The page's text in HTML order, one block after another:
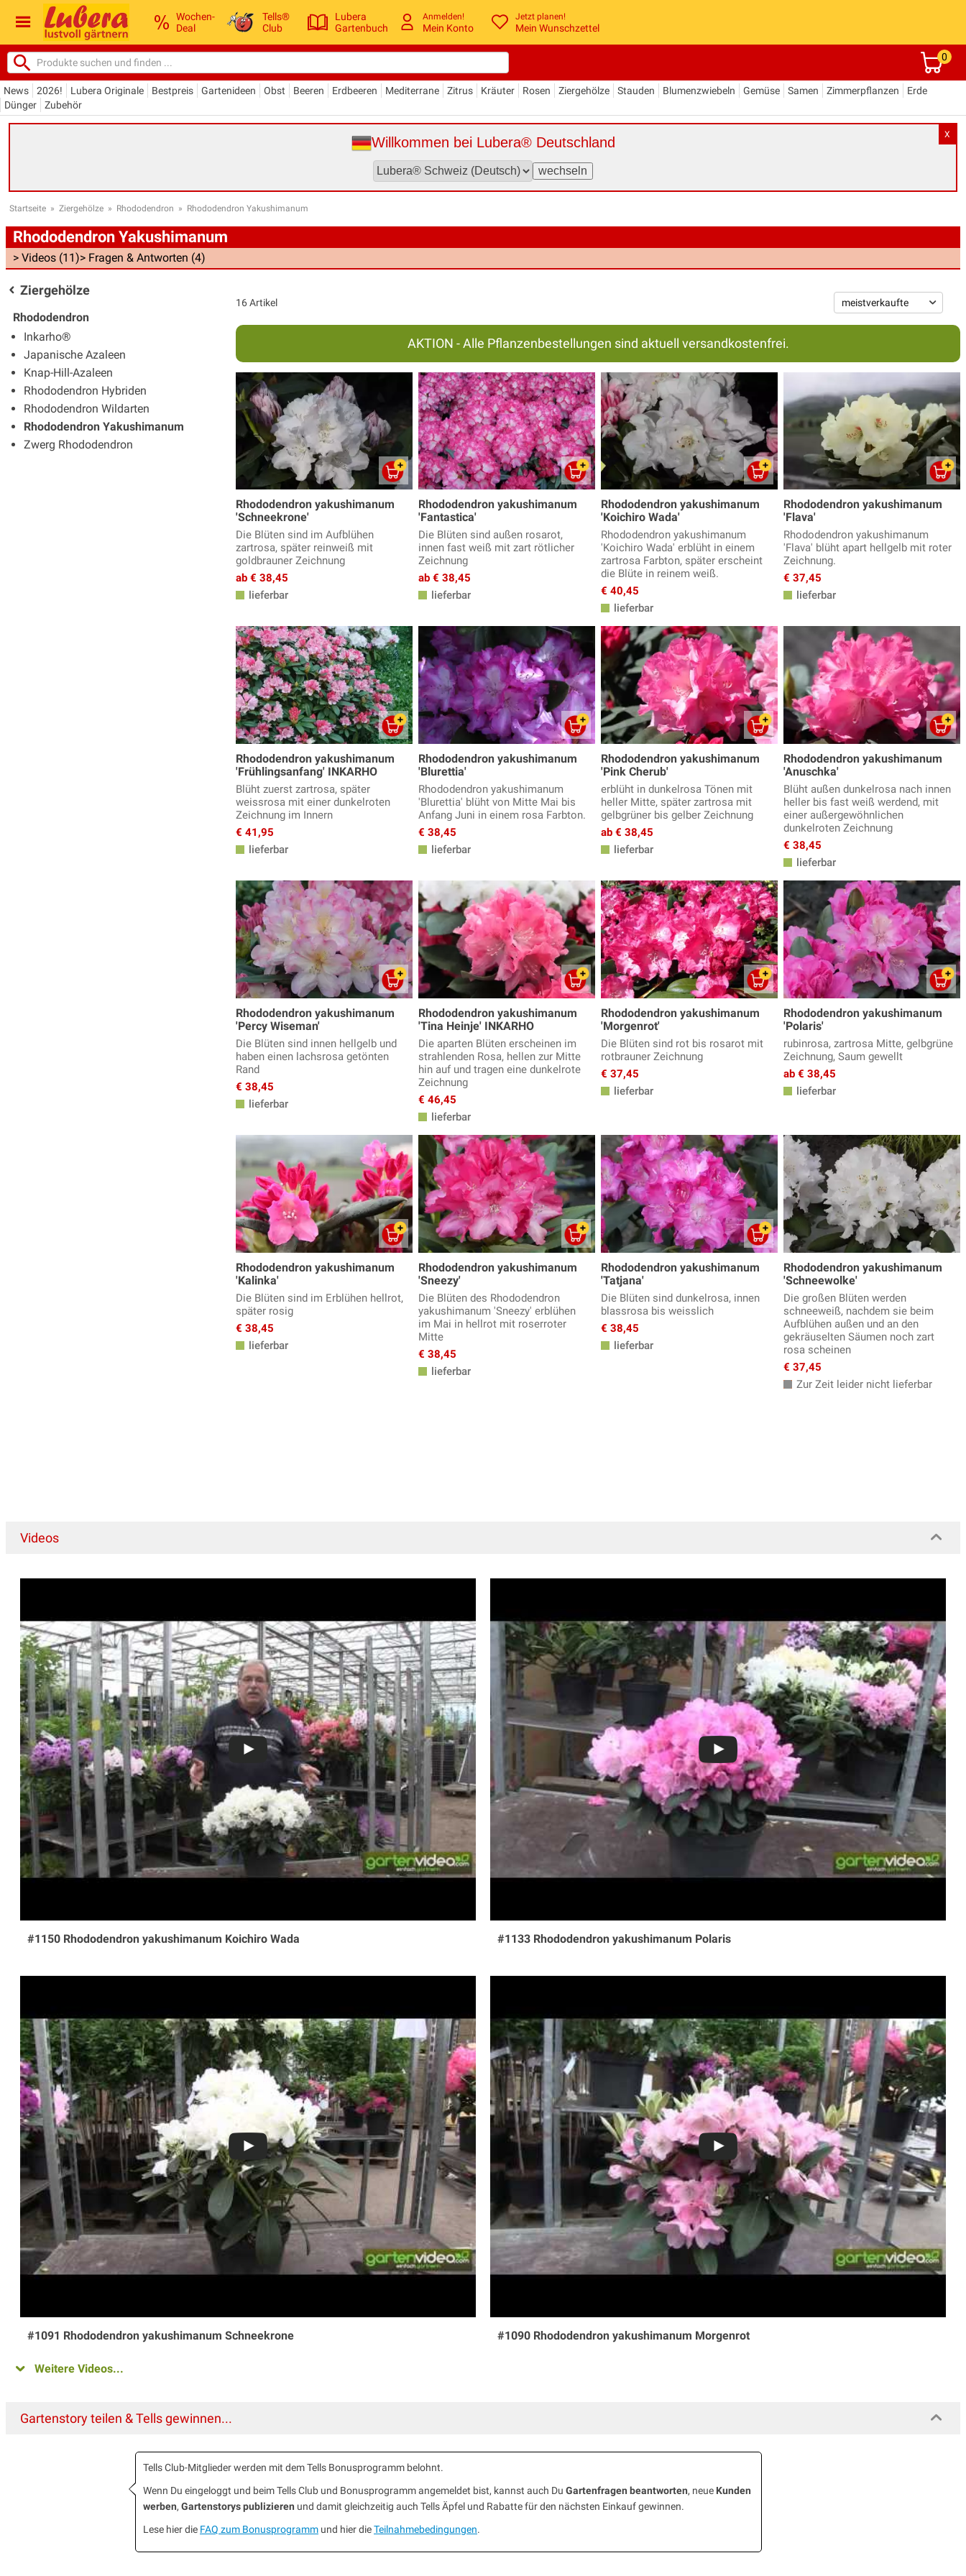
Wochen-
Deal
Tells®
Club
Lubera
Gartenbuch
Anmelden!
Mein Konto
Jetzt planen!
Mein Wunschzettel
0
News 2026! Lubera Originale Bestpreis Gartenideen Obst Beeren Erdbeeren Mediterrane Zitrus Kräuter Rosen Ziergehölze Stauden Blumenzwiebeln Gemüse Samen Zimmerpflanzen
Erde
Dünger
Zubehör
X
Willkommen bei Lubera® Deutschland
Startseite » Ziergehölze » Rhododendron » Rhododendron Yakushimanum
Rhododendron Yakushimanum
> Videos (11)> Fragen & Antworten (4)
Ziergehölze
Rhododendron
Inkarho®
Japanische Azaleen
Knap-Hill-Azaleen
Rhododendron Hybriden
Rhododendron Wildarten
Rhododendron Yakushimanum
Zwerg Rhododendron
16 Artikel
AKTION - Alle Pflanzenbestellungen sind aktuell versandkostenfrei.
Rhododendron yakushimanum
'Schneekrone'
Die Blüten sind im Aufblühen
zartrosa, später reinweiß mit
goldbrauner Zeichnung
ab € 38,45
lieferbar
Rhododendron yakushimanum
'Fantastica'
Die Blüten sind außen rosarot,
innen fast weiß mit zart rötlicher
Zeichnung
ab € 38,45
lieferbar
Rhododendron yakushimanum
'Koichiro Wada'
Rhododendron yakushimanum
'Koichiro Wada' erblüht in einem
zartrosa Farbton, später erscheint
die Blüte in reinem weiß.
€ 40,45
lieferbar
Rhododendron yakushimanum
'Flava'
Rhododendron yakushimanum
'Flava' blüht apart hellgelb mit roter
Zeichnung.
€ 37,45
lieferbar
Rhododendron yakushimanum
'Frühlingsanfang' INKARHO
Blüht zuerst zartrosa, später
weissrosa mit einer dunkelroten
Zeichnung im Innern
€ 41,95
lieferbar
Rhododendron yakushimanum
'Blurettia'
Rhododendron yakushimanum
'Blurettia' blüht von Mitte Mai bis
Anfang Juni in einem rosa Farbton.
€ 38,45
lieferbar
Rhododendron yakushimanum
'Pink Cherub'
erblüht in dunkelrosa Tönen mit
heller Mitte, später zartrosa mit
gelbgrüner bis gelber Zeichnung
ab € 38,45
lieferbar
Rhododendron yakushimanum
'Anuschka'
Blüht außen dunkelrosa nach innen
heller bis fast weiß werdend, mit
einer außergewöhnlichen
dunkelroten Zeichnung
€ 38,45
lieferbar
Rhododendron yakushimanum
'Percy Wiseman'
Die Blüten sind innen hellgelb und
haben einen lachsrosa getönten
Rand
€ 38,45
lieferbar
Rhododendron yakushimanum
'Tina Heinje' INKARHO
Die aparten Blüten erscheinen im
strahlenden Rosa, hellen zur Mitte
hin auf und tragen eine dunkelrote
Zeichnung
€ 46,45
lieferbar
Rhododendron yakushimanum
'Morgenrot'
Die Blüten sind rot bis rosarot mit
rotbrauner Zeichnung
€ 37,45
lieferbar
Rhododendron yakushimanum
'Polaris'
rubinrosa, zartrosa Mitte, gelbgrüne
Zeichnung, Saum gewellt
ab € 38,45
lieferbar
Rhododendron yakushimanum
'Kalinka'
Die Blüten sind im Erblühen hellrot,
später rosig
€ 38,45
lieferbar
Rhododendron yakushimanum
'Sneezy'
Die Blüten des Rhododendron
yakushimanum 'Sneezy' erblühen
im Mai in hellrot mit roserroter
Mitte
€ 38,45
lieferbar
Rhododendron yakushimanum
'Tatjana'
Die Blüten sind dunkelrosa, innen
blassrosa bis weisslich
€ 38,45
lieferbar
Rhododendron yakushimanum
'Schneewolke'
Die großen Blüten werden
schneeweiß, nachdem sie beim
Aufblühen außen und an den
gekräuselten Säumen noch zart
rosa scheinen
€ 37,45
Zur Zeit leider nicht lieferbar
Videos
#1150 Rhododendron yakushimanum Koichiro Wada #1133 Rhododendron yakushimanum Polaris
#1091 Rhododendron yakushimanum Schneekrone #1090 Rhododendron yakushimanum Morgenrot
Weitere Videos...
Gartenstory teilen & Tells gewinnen...
Tells Club-Mitglieder werden mit dem Tells Bonusprogramm belohnt.
Wenn Du eingeloggt und beim Tells Club und Bonusprogramm angemeldet bist, kannst auch Du Gartenfragen beantworten, neue Kunden
werben, Gartenstorys publizieren und damit gleichzeitig auch Tells Äpfel und Rabatte für den nächsten Einkauf gewinnen.
Lese hier die FAQ zum Bonusprogramm und hier dieTeilnahmebedingungen.